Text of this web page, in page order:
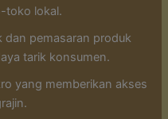
toko lokal.
dan pemasaran produk
tarik konsumen.
yang memberikan akses